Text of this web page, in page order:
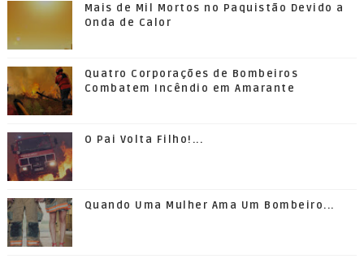
Mais de Mil Mortos no Paquistão Devido a
Onda de Calor
Quatro Corporações de Bombeiros
Combatem Incêndio em Amarante
O Pai Volta Filho!...
Quando Uma Mulher Ama Um Bombeiro...